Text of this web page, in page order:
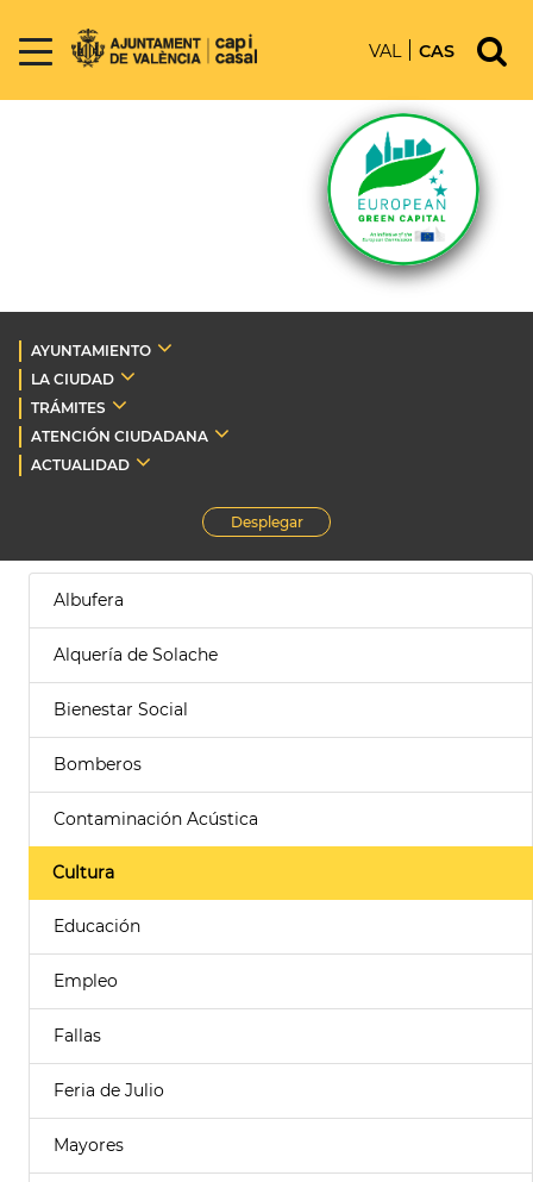
VAL CAS
AYUNTAMIENTO
LA CIUDAD
TRÁMITES
ATENCIÓN CIUDADANA
ACTUALIDAD
Desplegar
Albufera
Alquería de Solache
Bienestar Social
Bomberos
Contaminación Acústica
Cultura
Educación
Empleo
Fallas
Feria de Julio
Mayores